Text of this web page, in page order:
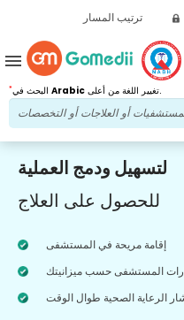
ترتيب المسار
* Arabic تغيير اللغة من أعلى.
menu
لتسهيل ودمج العملية
للحصول على العلاج
إقامة مريحة في المستشفى
المستشفى حسب ميزانيتك
الرعاية الصحية طوال الوقت